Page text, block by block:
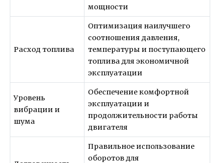
мощности
Расход топлива
Оптимизация наилучшего
соотношения давления,
температуры и поступающего
топлива для экономичной
эксплуатации
Уровень
вибрации и
шума
Обеспечение комфортной
эксплуатации и
продолжительности работы
двигателя
Правильное использование
оборотов для